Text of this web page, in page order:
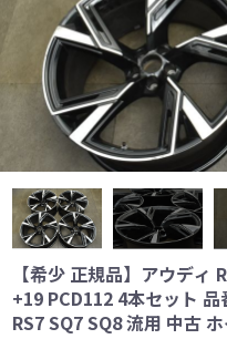
【希少 正規品】アウディ
+19 PCD112 4本セット
RS7 SQ7 SQ8 流用 中古